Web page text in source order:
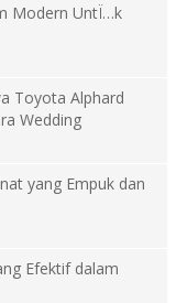
Modern UntÏ…k
Toyota Alphard
Wedding
yang Empuk dan
Efektif dalam